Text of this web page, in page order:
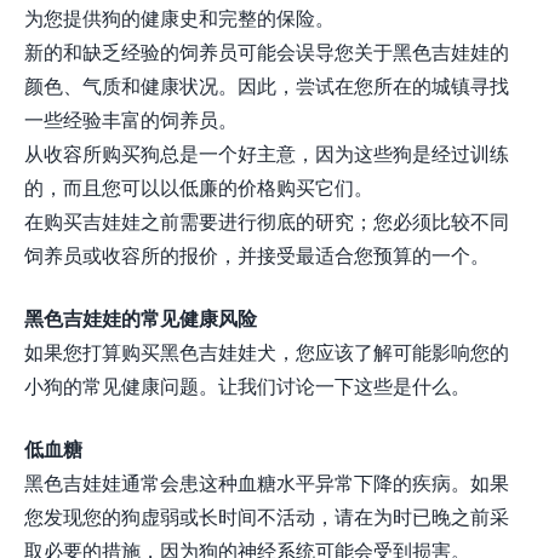
为您提供狗的健康史和完整的保险。
新的和缺乏经验的饲养员可能会误导您关于黑色吉娃娃的
颜色、气质和健康状况。因此，尝试在您所在的城镇寻找
一些经验丰富的饲养员。
从收容所购买狗总是一个好主意，因为这些狗是经过训练
的，而且您可以以低廉的价格购买它们。
在购买吉娃娃之前需要进行彻底的研究；您必须比较不同
饲养员或收容所的报价，并接受最适合您预算的一个。
黑色吉娃娃的常见健康风险
如果您打算购买黑色吉娃娃犬，您应该了解可能影响您的
小狗的常见健康问题。让我们讨论一下这些是什么。
低血糖
黑色吉娃娃通常会患这种血糖水平异常下降的疾病。如果
您发现您的狗虚弱或长时间不活动，请在为时已晚之前采
取必要的措施，因为狗的神经系统可能会受到损害。